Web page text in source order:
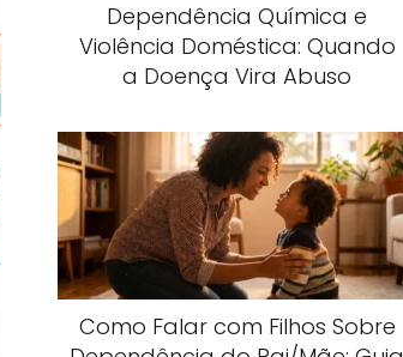
Dependência Química e
Violência Doméstica: Quando
a Doença Vira Abuso
Como Falar com Filhos Sobre